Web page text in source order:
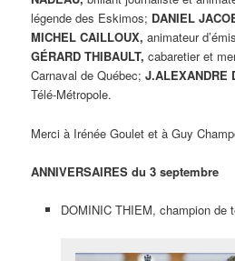
légende des Eskimos; DANIEL
MICHEL CAILLOUX, animateur
GÉRARD THIBAULT, cabaretier et
Carnaval de Québec;J.ALEXANDRE
Télé-Métropole.
Merci à Irénée Goulet et à Guy
ANNIVERSAIRES du 3 septembre
DOMINIC THIEM, champion de